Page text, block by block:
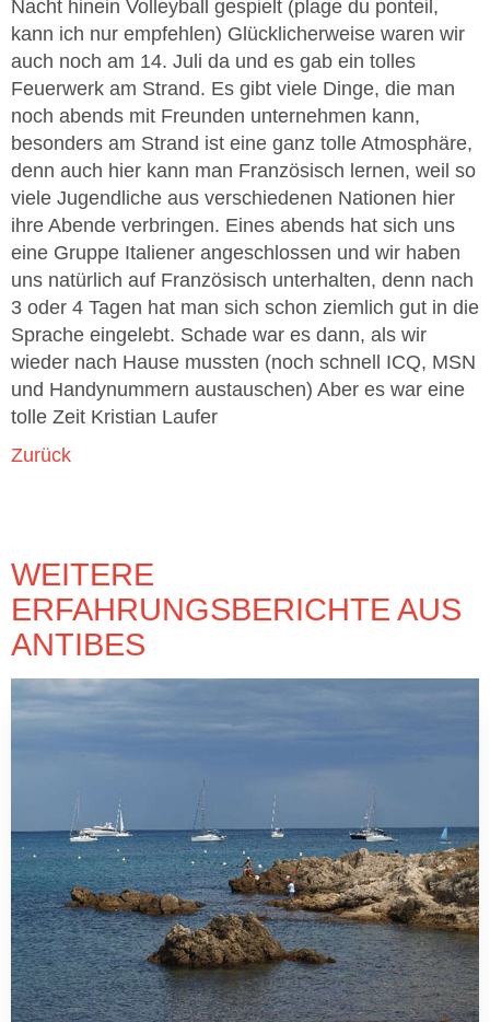
Nacht hinein Volleyball gespielt (plage du ponteil,
kann ich nur empfehlen) Glücklicherweise waren wir
auch noch am 14. Juli da und es gab ein tolles
Feuerwerk am Strand. Es gibt viele Dinge, die man
noch abends mit Freunden unternehmen kann,
besonders am Strand ist eine ganz tolle Atmosphäre,
denn auch hier kann man Französisch lernen, weil so
viele Jugendliche aus verschiedenen Nationen hier
ihre Abende verbringen. Eines abends hat sich uns
eine Gruppe Italiener angeschlossen und wir haben
uns natürlich auf Französisch unterhalten, denn nach
3 oder 4 Tagen hat man sich schon ziemlich gut in die
Sprache eingelebt. Schade war es dann, als wir
wieder nach Hause mussten (noch schnell ICQ, MSN
und Handynummern austauschen) Aber es war eine
tolle Zeit Kristian Laufer
Zurück
WEITERE
ERFAHRUNGSBERICHTE AUS
ANTIBES